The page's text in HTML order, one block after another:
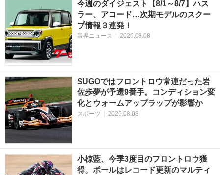
今週のダイジェスト【8/1～8/7】ハス
ラー、アコード…次期モデルのスクー
プ情報３連発！
業界ニュース 2026.08.08
SUGOではフロントロウ常連だった岩
佐歩夢が予選9番手。コンディション変
化とウォームアップラップが影響か
スポーツ 2026.08.08
小椋藍、今季3度目のフロントロウ獲
得。ポールはレコード更新のマルティ